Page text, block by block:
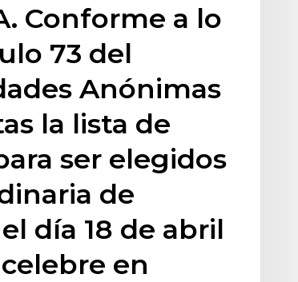
Conforme a lo
73 del
Anónimas
la lista de
ser elegidos
de
día 18 de abril
en